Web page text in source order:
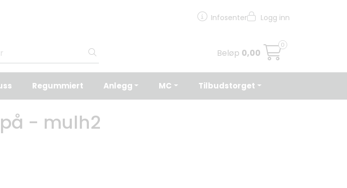
Infosenter Logg inn
Beløp 0,00
0
Regummiert Anlegg MC Tilbudstorget
- mulh2